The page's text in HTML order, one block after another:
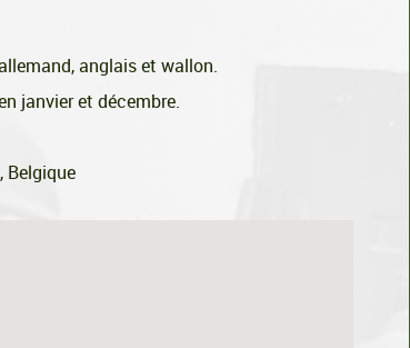
anglais et wallon.
janvier et décembre.
Belgique